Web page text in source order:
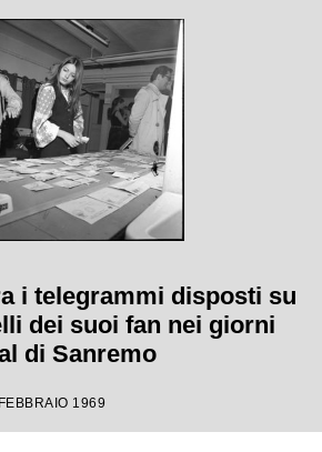
i telegrammi disposti su
dei suoi fan nei giorni
di Sanremo
1969